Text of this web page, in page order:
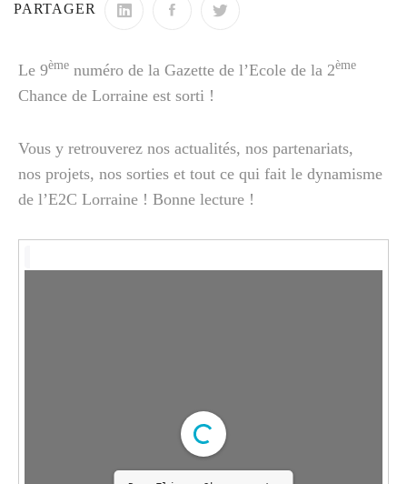
PARTAGER
Le 9ème numéro de la Gazette de l’Ecole de la 2ème
Chance de Lorraine est sorti !
Vous y retrouverez nos actualités, nos partenariats,
nos projets, nos sorties et tout ce qui fait le dynamisme
de l’E2C Lorraine ! Bonne lecture !